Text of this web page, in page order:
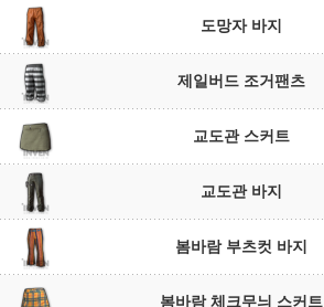
도망자 바지
제일버드 조거팬츠
교도관 스커트
교도관 바지
봄바람 부츠컷 바지
봄바람 체크무늬 스커트